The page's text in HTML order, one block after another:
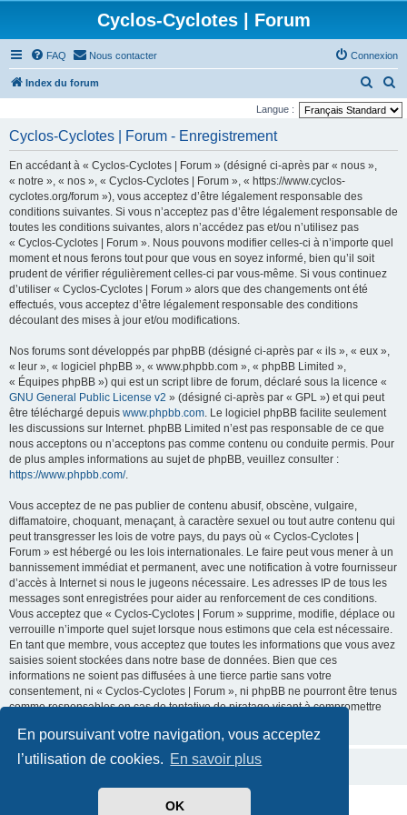
En poursuivant votre navigation, vous acceptez
l’utilisation de cookies. En savoir plus
OK
Cyclos-Cyclotes | Forum
FAQ Nous contacter Connexion
Index du forum
e
e
e
c
r
Langue :
Cyclos-Cyclotes | Forum - Enregistrement
En accédant à « Cyclos-Cyclotes | Forum » (désigné ci-après par « nous »,
« notre », « nos », « Cyclos-Cyclotes | Forum », « https://www.cyclos-
cyclotes.org/forum »), vous acceptez d’être légalement responsable des
conditions suivantes. Si vous n’acceptez pas d’être légalement responsable de
toutes les conditions suivantes, alors n’accédez pas et/ou n’utilisez pas
« Cyclos-Cyclotes | Forum ». Nous pouvons modifier celles-ci à n’importe quel
moment et nous ferons tout pour que vous en soyez informé, bien qu’il soit
prudent de vérifier régulièrement celles-ci par vous-même. Si vous continuez
d’utiliser « Cyclos-Cyclotes | Forum » alors que des changements ont été
effectués, vous acceptez d’être légalement responsable des conditions
découlant des mises à jour et/ou modifications.
Nos forums sont développés par phpBB (désigné ci-après par « ils », « eux »,
« leur », « logiciel phpBB », « www.phpbb.com », « phpBB Limited »,
« Équipes phpBB ») qui est un script libre de forum, déclaré sous la licence «
GNU General Public License v2 » (désigné ci-après par « GPL ») et qui peut
être téléchargé depuis www.phpbb.com. Le logiciel phpBB facilite seulement
les discussions sur Internet. phpBB Limited n’est pas responsable de ce que
nous acceptons ou n’acceptons pas comme contenu ou conduite permis. Pour
de plus amples informations au sujet de phpBB, veuillez consulter :
https://www.phpbb.com/.
Vous acceptez de ne pas publier de contenu abusif, obscène, vulgaire,
diffamatoire, choquant, menaçant, à caractère sexuel ou tout autre contenu qui
peut transgresser les lois de votre pays, du pays où « Cyclos-Cyclotes |
Forum » est hébergé ou les lois internationales. Le faire peut vous mener à un
bannissement immédiat et permanent, avec une notification à votre fournisseur
d’accès à Internet si nous le jugeons nécessaire. Les adresses IP de tous les
messages sont enregistrées pour aider au renforcement de ces conditions.
Vous acceptez que « Cyclos-Cyclotes | Forum » supprime, modifie, déplace ou
verrouille n’importe quel sujet lorsque nous estimons que cela est nécessaire.
En tant que membre, vous acceptez que toutes les informations que vous avez
saisies soient stockées dans notre base de données. Bien que ces
informations ne soient pas diffusées à une tierce partie sans votre
consentement, ni « Cyclos-Cyclotes | Forum », ni phpBB ne pourront être tenus
comme responsables en cas de tentative de piratage visant à compromettre
phpBB ® Forum Software © phpBB Limited